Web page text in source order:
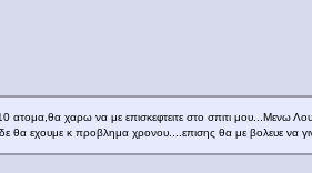
ατομα,θα χαρω να με επισκεφτειτε στο σπιτι μου...Μενω
θα εχουμε κ προβλημα χρονου....επισης θα με βολευε να